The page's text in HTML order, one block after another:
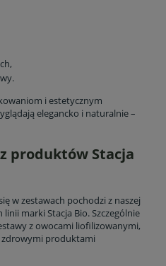
i estetycznym
elegancko i naturalnie –
produktów Stacja
w zestawach pochodzi z naszej
marki Stacja Bio. Szczególnie
z owocami liofilizowanymi,
produktami